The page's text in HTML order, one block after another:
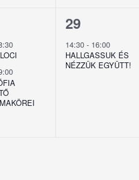
1
esemény,
29
14:30 - 16:00
HALLGASSUK ÉS
NÉZZÜK EGYÜTT!